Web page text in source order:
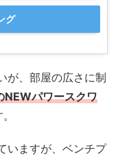
グ
が、部屋の広さに制
NEWパワースクワ
いますが、ベンチプ